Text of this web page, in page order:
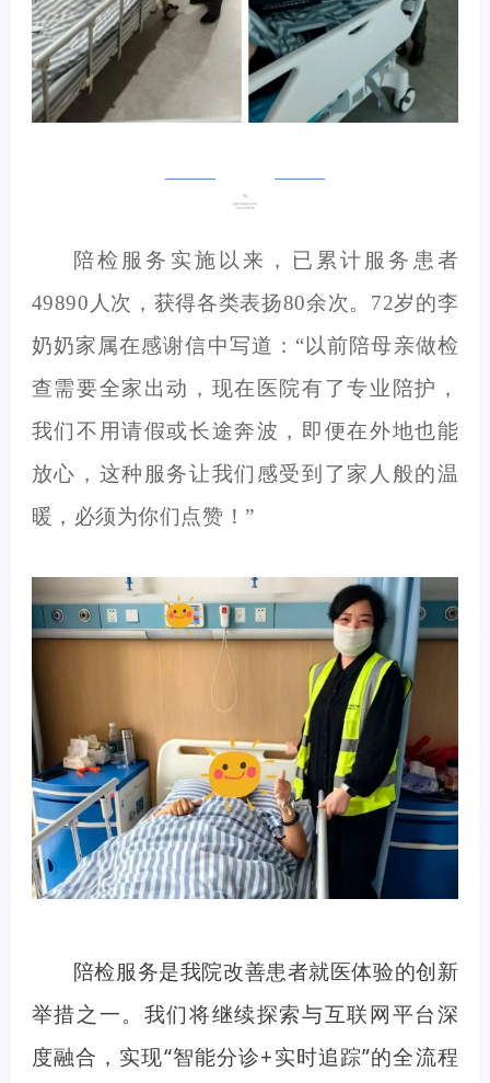
陪检服务实施以来，已累计服务患者
49890人次，获得各类表扬80余次。72岁的李
奶奶家属在感谢信中写道：“以前陪母亲做检
查需要全家出动，现在医院有了专业陪护，
我们不用请假或长途奔波，即便在外地也能
放心，这种服务让我们感受到了家人般的温
暖，必须为你们点赞！”
陪检服务是我院改善患者就医体验的创新
举措之一。我们将继续探索与互联网平台深
度融合，实现“智能分诊+实时追踪”的全流程